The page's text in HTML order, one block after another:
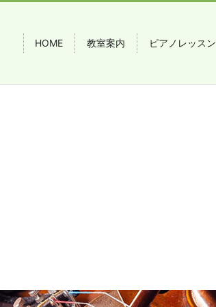
HOME 教室案内 ピアノレッスン